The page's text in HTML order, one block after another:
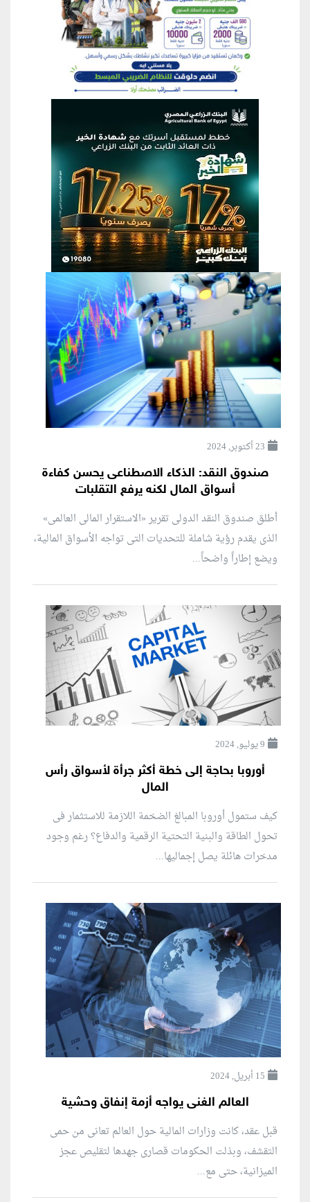
منطقة إعلانية
23 أكتوبر, 2024
صندوق النقد: الذكاء الاصطناعى يحسن كفاءة
أسواق المال لكنه يرفع التقلبات
أطلق صندوق النقد الدولى تقرير «الاستقرار المالى العالمى»
الذى يقدم رؤية شاملة للتحديات التى تواجه الأسواق المالية،
ويضع إطاراً واضحاً...
9 يوليو, 2024
أوروبا بحاجة إلى خطة أكثر جرأة لأسواق رأس
المال
كيف ستمول أوروبا المبالغ الضخمة اللازمة للاستثمار فى
تحول الطاقة والبنية التحتية الرقمية والدفاع؟ رغم وجود
مدخرات هائلة يصل إجماليها...
15 أبريل, 2024
العالم الغنى يواجه أزمة إنفاق وحشية
قبل عقد، كانت وزارات المالية حول العالم تعانى من حمى
التقشف، وبذلت الحكومات قصارى جهدها لتقليص عجز
الميزانية، حتى مع...